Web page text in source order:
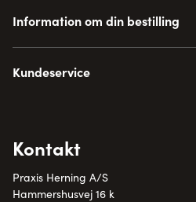
Information om din bestilling
Kundeservice
Kontakt
Praxis Herning A/S
Hammershusvej 16 k